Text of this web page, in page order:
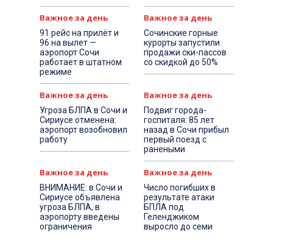
Важное за день
91 рейс на прилёт и
96 на вылет —
аэропорт Сочи
работает в штатном
режиме
Важное за день
Сочинские горные
курорты запустили
продажи ски-пассов
со скидкой до 50%
Важное за день
Угроза БЛПА в Сочи и
Сириусе отменена:
аэропорт возобновил
работу
Важное за день
Подвиг города-
госпиталя: 85 лет
назад в Сочи прибыл
первый поезд с
ранеными
Важное за день
ВНИМАНИЕ: в Сочи и
Сириусе объявлена
угроза БЛПА, в
аэропорту введены
ограничения
Важное за день
Число погибших в
результате атаки
БПЛА под
Геленджиком
выросло до семи